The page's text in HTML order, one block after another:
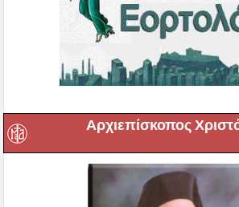
Αρχιεπίσκοπος